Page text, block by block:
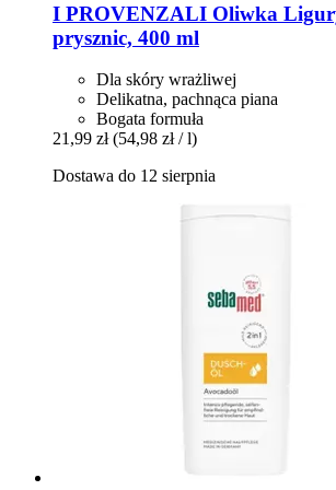
I PROVENZALI Oliwka
prysznic, 400 ml
Dla skóry wrażliwej
Delikatna, pachnąca piana
Bogata formuła
21,99 zł (54,98 zł / l)
Dostawa do 12 sierpnia